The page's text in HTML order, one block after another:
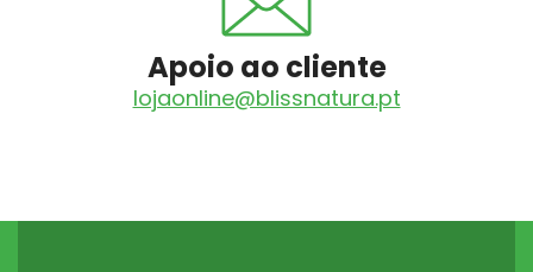
Apoio ao cliente
lojaonline@blissnatura.pt